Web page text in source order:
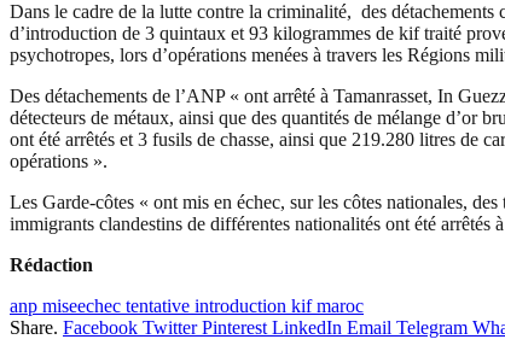
Dans le cadre de la lutte contre la criminalité, des
d’introduction de 3 quintaux et 93 kilogrammes de kif traité
psychotropes, lors d’opérations menées à travers les Régions
Des détachements de l’ANP « ont arrêté à Tamanrasset, In
détecteurs de métaux, ainsi que des quantités de mélange d’or
ont été arrêtés et 3 fusils de chasse, ainsi que 219.280 litres de
opérations ».
Les Garde-côtes « ont mis en échec, sur les côtes nationales,
immigrants clandestins de différentes nationalités ont été arrêtés
Rédaction
anp miseechec tentative introduction kif maroc
Share. Facebook Twitter Pinterest LinkedIn Email Telegram